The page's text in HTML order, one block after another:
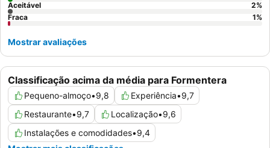
Classificação acima da média para Formentera
Pequeno-almoço•9,8 Experiência•9,7
Restaurante•9,7 Localização•9,6
Instalações e comodidades•9,4
Aceitável
2%
Fraca
1%
Mostrar avaliações